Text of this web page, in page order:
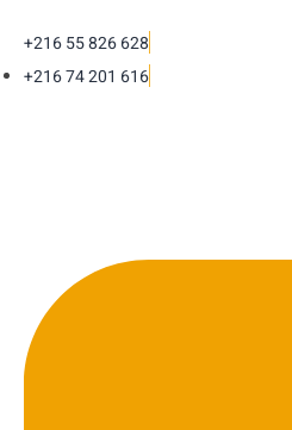
+216 55 826 628
+216 74 201 616